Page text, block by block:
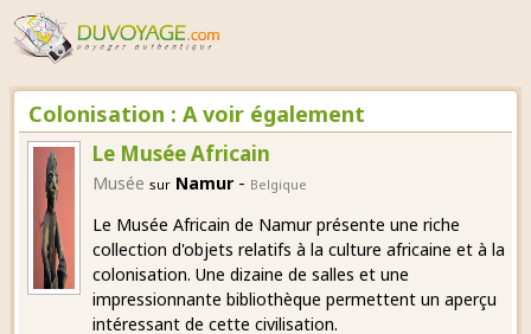
Colonisation : A voir également
Le Musée Africain
Musée sur Namur- Belgique
Le Musée Africain de Namur présente une riche
collection d'objets relatifs à la culture africaine et à la
colonisation. Une dizaine de salles et une
impressionnante bibliothèque permettent un aperçu
intéressant de cette civilisation.